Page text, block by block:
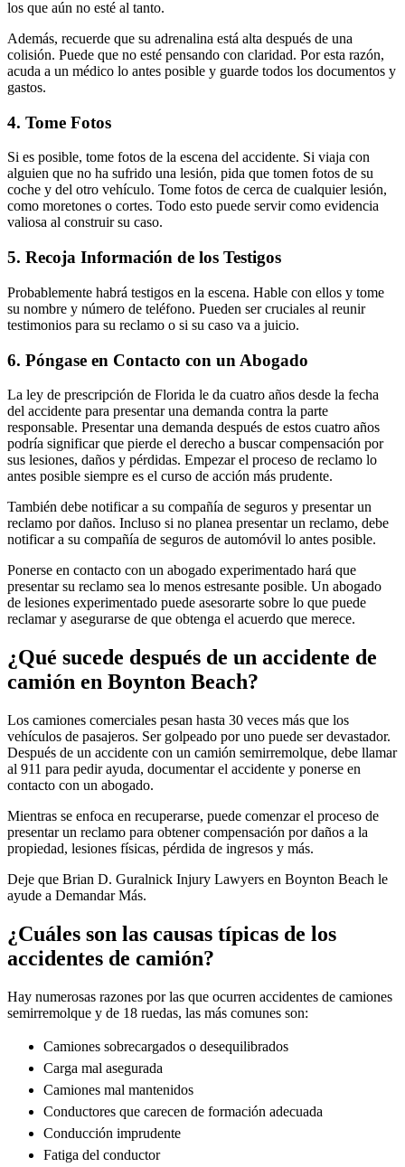
los que aún no esté al tanto.
Además, recuerde que su adrenalina está alta después de una
colisión. Puede que no esté pensando con claridad. Por esta razón,
acuda a un médico lo antes posible y guarde todos los documentos y
gastos.
4. Tome Fotos
Si es posible, tome fotos de la escena del accidente. Si viaja con
alguien que no ha sufrido una lesión, pida que tomen fotos de su
coche y del otro vehículo. Tome fotos de cerca de cualquier lesión,
como moretones o cortes. Todo esto puede servir como evidencia
valiosa al construir su caso.
5. Recoja Información de los Testigos
Probablemente habrá testigos en la escena. Hable con ellos y tome
su nombre y número de teléfono. Pueden ser cruciales al reunir
testimonios para su reclamo o si su caso va a juicio.
6. Póngase en Contacto con un Abogado
La ley de prescripción de Florida le da cuatro años desde la fecha
del accidente para presentar una demanda contra la parte
responsable. Presentar una demanda después de estos cuatro años
podría significar que pierde el derecho a buscar compensación por
sus lesiones, daños y pérdidas. Empezar el proceso de reclamo lo
antes posible siempre es el curso de acción más prudente.
También debe notificar a su compañía de seguros y presentar un
reclamo por daños. Incluso si no planea presentar un reclamo, debe
notificar a su compañía de seguros de automóvil lo antes posible.
Ponerse en contacto con un abogado experimentado hará que
presentar su reclamo sea lo menos estresante posible. Un abogado
de lesiones experimentado puede asesorarte sobre lo que puede
reclamar y asegurarse de que obtenga el acuerdo que merece.
¿Qué sucede después de un accidente de
camión en Boynton Beach?
Los camiones comerciales pesan hasta 30 veces más que los
vehículos de pasajeros. Ser golpeado por uno puede ser devastador.
Después de un accidente con un camión semirremolque, debe llamar
al 911 para pedir ayuda, documentar el accidente y ponerse en
contacto con un abogado.
Mientras se enfoca en recuperarse, puede comenzar el proceso de
presentar un reclamo para obtener compensación por daños a la
propiedad, lesiones físicas, pérdida de ingresos y más.
Deje que Brian D. Guralnick Injury Lawyers en Boynton Beach le
ayude a Demandar Más.
¿Cuáles son las causas típicas de los
accidentes de camión?
Hay numerosas razones por las que ocurren accidentes de camiones
semirremolque y de 18 ruedas, las más comunes son:
Camiones sobrecargados o desequilibrados
Carga mal asegurada
Camiones mal mantenidos
Conductores que carecen de formación adecuada
Conducción imprudente
Fatiga del conductor